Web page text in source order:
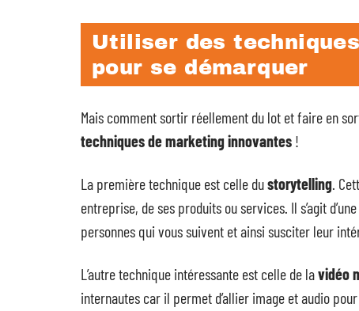
Utiliser des
pour se démarquer
Mais comment sortir réellement du lot et faire en
techniques de marketing innovantes !
La première technique est celle dustorytelling.
entreprise, de ses produits ou services. Il s’agit
personnes qui vous suivent et ainsi susciter leur
L’autre technique intéressante est celle de lavidéo
internautes car il permet d’allier image et audio